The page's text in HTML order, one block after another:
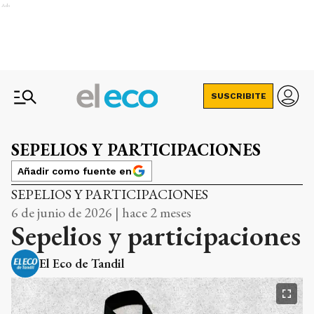
Ads
SUSCRIBITE
SEPELIOS Y PARTICIPACIONES
Añadir como fuente en
SEPELIOS Y PARTICIPACIONES
6 de junio de 2026 | hace 2 meses
Sepelios y participaciones
El Eco de Tandil